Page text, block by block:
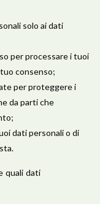
solo ai dati
per processare i tuoi
consenso;
per proteggere i
da parti che
dati personali o di
quali dati